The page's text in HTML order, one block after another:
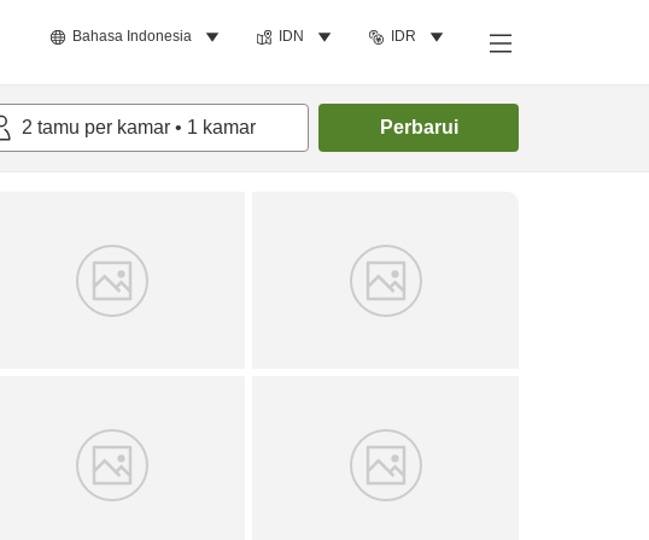
Bahasa Indonesia IDN IDR
2 tamu per kamar • 1 kamar Perbarui
Cari kamar